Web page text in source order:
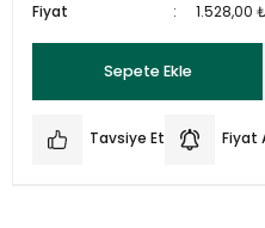
Fiyat
1.528,00
Sepete Ekle
Tavsiye Et Fiyat